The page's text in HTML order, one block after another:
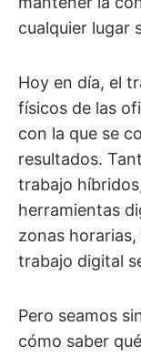
cualquier lugar
Hoy en día, el
físicos de las
con la que se
resultados.
trabajo
herramientas
zonas
trabajo digital
Pero seamos
cómo saber